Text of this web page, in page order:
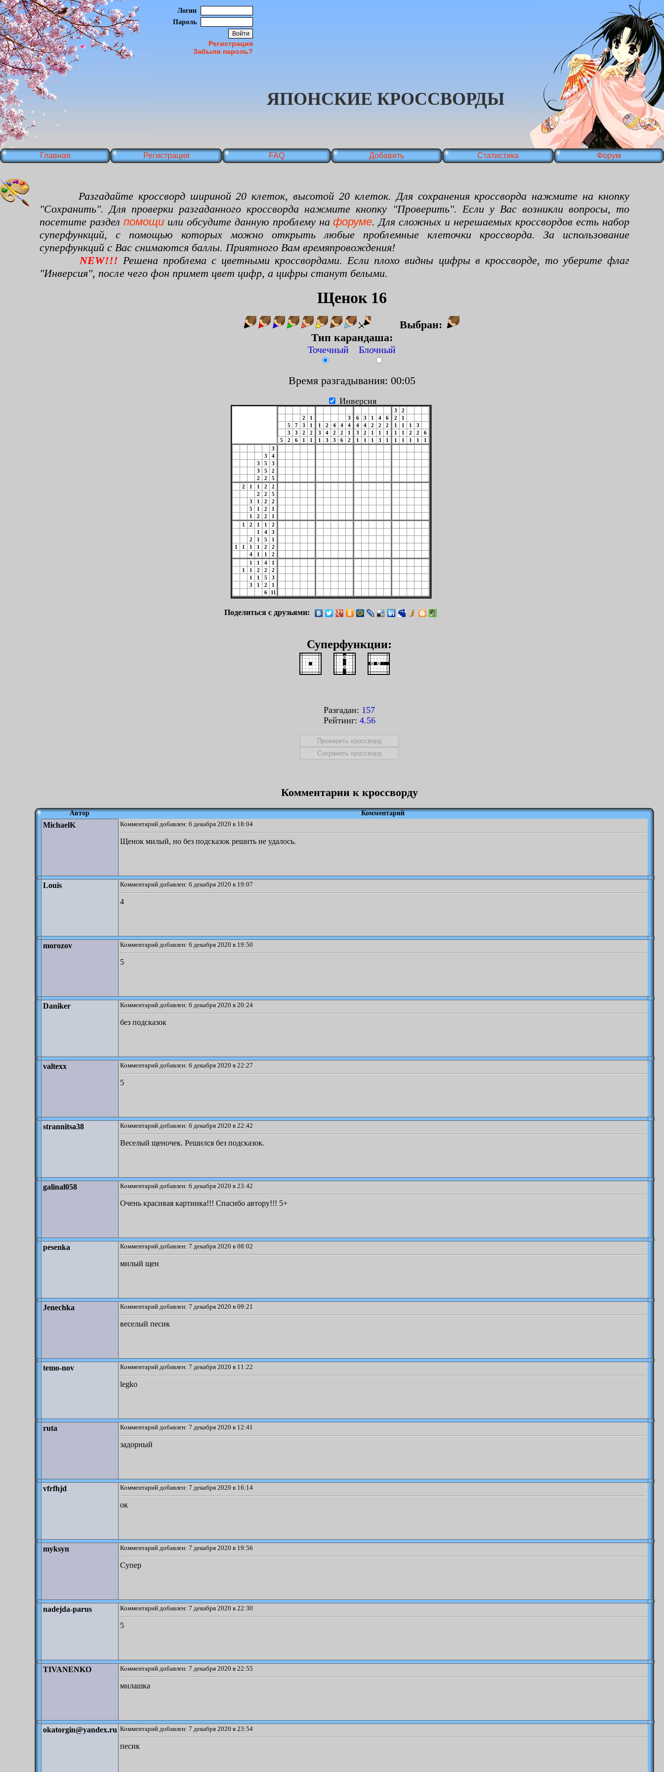
Логин
Пароль
Регистрация
Забыли пароль?
ЯПОНСКИЕ КРОССВОРДЫ
Главная Регистрация FAQ Добавить Статистика Форум
Разгадайте кроссворд шириной 20 клеток, высотой 20 клеток. Для сохранения кроссворда нажмите на кнопку
"Сохранить". Для проверки разгаданного кроссворда нажмите кнопку "Проверить". Если у Вас возникли вопросы, то
посетите раздел помощиили обсудите данную проблему нафоруме. Для сложных и нерешаемых кроссвордов есть набор
суперфункций, с помощью которых можно открыть любые проблемные клеточки кроссворда. За использование
суперфункций с Вас снимаются баллы. Приятного Вам времяпровождения!
NEW!!! Решена проблема с цветными кроссвордами. Если плохо видны цифры в кроссворде, то уберите флаг
"Инверсия", после чего фон примет цвет цифр, а цифры станут белыми.
Щенок 16
Выбран:
Тип карандаша:
Точечный Блочный
Время разгадывания: 00:06
Инверсия
3
2
2
1 3 6 3 1 4 6 2
1
5
7 3 1 1 2 4 4 4 4 4 2 2 2 1 1 1
3
3
3 2 2 3 4 2 2 1 3 2 1 1 1 1 1 2 2
6
5
2 6 1 1 1 3 3 6 2 1 1 1 3 1 1 1 1 1
1
3
3
4
3
5
3
3
5
2
2
2
5
2
1 1 2
2
2
2
5
3
1 2
2
5
1 2
1
1
2 2
1
1
2 1 1
2
1
4
3
2
1 5
1
1
1 1 1 2
2
4
1 1
2
1
1 4
1
1
1 2 2
2
1
1 5
3
3
1 2
1
6
11
Поделиться с друзьями:
Суперфункции:
Разгадан: 157
Рейтинг: 4.56
Комментарии к кроссворду
Автор Комментарий
MichaelK Комментарий добавлен: 6 декабря 2020 в 18:04
Щенок милый, но без подсказок решить не удалось.
Louis Комментарий добавлен: 6 декабря 2020 в 19:07
4
morozov Комментарий добавлен: 6 декабря 2020 в 19:50
5
Daniker Комментарий добавлен: 6 декабря 2020 в 20:24
без подсказок
valtexx Комментарий добавлен: 6 декабря 2020 в 22:27
5
strannitsa38 Комментарий добавлен: 6 декабря 2020 в 22:42
Веселый щеночек. Решился без подсказок.
galinal058 Комментарий добавлен: 6 декабря 2020 в 23:42
Очень красивая картинка!!! Спасибо автору!!! 5+
pesenka Комментарий добавлен: 7 декабря 2020 в 08:02
милый щен
Jenechka Комментарий добавлен: 7 декабря 2020 в 09:21
веселый песик
temo-nov Комментарий добавлен: 7 декабря 2020 в 11:22
legko
ruta Комментарий добавлен: 7 декабря 2020 в 12:41
задорный
vfrfhjd Комментарий добавлен: 7 декабря 2020 в 16:14
ок
myksyn Комментарий добавлен: 7 декабря 2020 в 19:56
Супер
nadejda-parus Комментарий добавлен: 7 декабря 2020 в 22:30
5
TIVANENKO Комментарий добавлен: 7 декабря 2020 в 22:55
милашка
okatorgin@yandex.ru Комментарий добавлен: 7 декабря 2020 в 23:54
песик